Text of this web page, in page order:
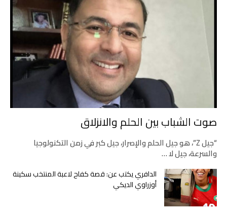
صوت الشباب بين الحلم والانزلاق
“جيل Z”، هو جيل الحلم والإصرار، جيل كبر في زمن التكنولوجيا
والسرعة، جيل لا …
الدافري يكتب عن: قصة كفاح لاعبة المنتخب سكينة
أوزراوي الديكي